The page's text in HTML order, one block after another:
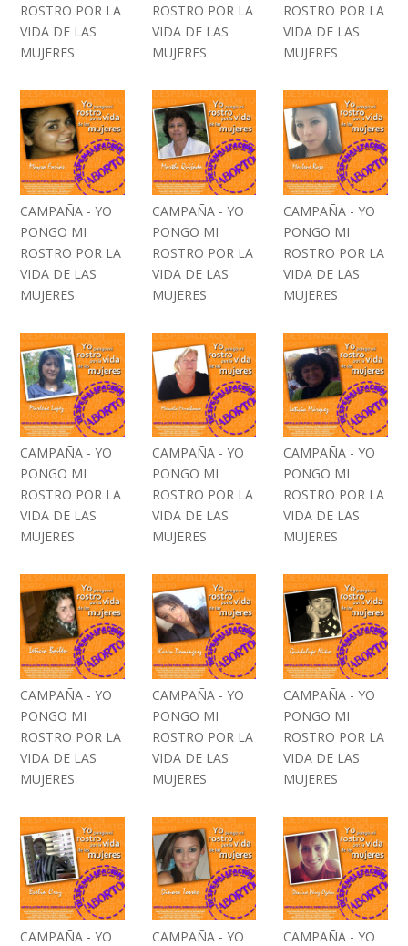
ROSTRO POR LA
VIDA DE LAS
MUJERES
ROSTRO POR LA
VIDA DE LAS
MUJERES
ROSTRO POR LA
VIDA DE LAS
MUJERES
CAMPAÑA - YO
PONGO MI
ROSTRO POR LA
VIDA DE LAS
MUJERES
CAMPAÑA - YO
PONGO MI
ROSTRO POR LA
VIDA DE LAS
MUJERES
CAMPAÑA - YO
PONGO MI
ROSTRO POR LA
VIDA DE LAS
MUJERES
CAMPAÑA - YO
PONGO MI
ROSTRO POR LA
VIDA DE LAS
MUJERES
CAMPAÑA - YO
PONGO MI
ROSTRO POR LA
VIDA DE LAS
MUJERES
CAMPAÑA - YO
PONGO MI
ROSTRO POR LA
VIDA DE LAS
MUJERES
CAMPAÑA - YO
PONGO MI
ROSTRO POR LA
VIDA DE LAS
MUJERES
CAMPAÑA - YO
PONGO MI
ROSTRO POR LA
VIDA DE LAS
MUJERES
CAMPAÑA - YO
PONGO MI
ROSTRO POR LA
VIDA DE LAS
MUJERES
CAMPAÑA - YO
CAMPAÑA - YO
CAMPAÑA - YO